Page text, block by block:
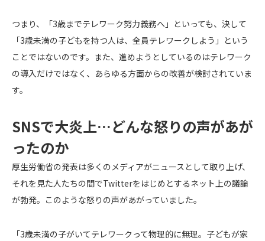
つまり、「3歳までテレワーク努力義務へ」といっても、決して
「3歳未満の子どもを持つ人は、全員テレワークしよう」という
ことではないのです。また、進めようとしているのはテレワーク
の導入だけではなく、あらゆる方面からの改善が検討されていま
す。
SNSで大炎上…どんな怒りの声があが
ったのか
厚生労働省の発表は多くのメディアがニュースとして取り上げ、
それを見た人たちの間でTwitterをはじめとするネット上の議論
が勃発。このような怒りの声があがっていました。
「3歳未満の子がいてテレワークって物理的に無理。子どもが家